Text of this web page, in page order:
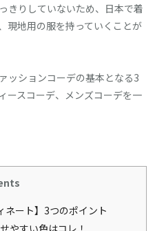
きりしていないため、日本で着
現地用の服を持っていくことが
ッションコーデの基本となる3
ースコーデ、メンズコーデを一
ネート】3つのポイント